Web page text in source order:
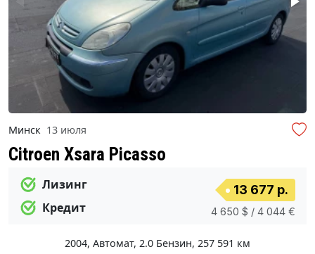
Минск 13 июля
Citroen Xsara Picasso
Лизинг
Кредит
13 677 р.
4 650 $ / 4 044 €
2004, Автомат, 2.0 Бензин, 257 591 км